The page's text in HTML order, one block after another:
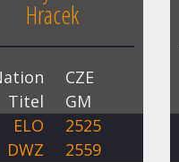
Hracek
CZE
Titel
GM
ELO
2525
DWZ
2559